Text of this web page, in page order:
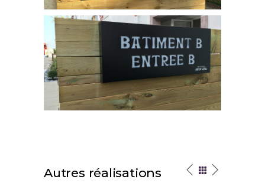
Autres réalisations